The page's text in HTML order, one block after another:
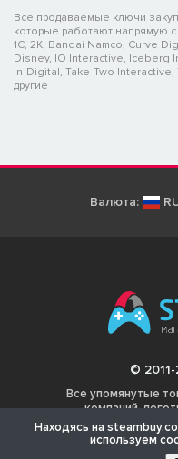
Все продаваемые ключи
которые работают напрямую
1C, 2K, Bandai Namco, Curve
Disney, IO Interactive, Iceberg
in-Digital, Take-Two Interactive,
другие
Валюта:
© 2011-
Все упомянутые
компаний,
собственностью
Находясь на
используем